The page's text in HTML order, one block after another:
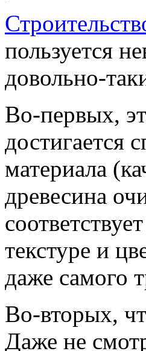
пользуется
довольно-
Во-первых,
достигается
материала
древесина
текстуре и
даже самого
Во-вторых,
Даже не